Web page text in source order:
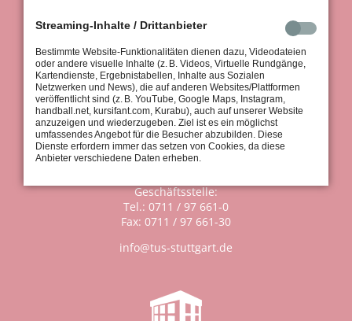
tus Stuttgart 1867 e.V.
Königsträßle 37
70597 Stuttgart
Geschäftsstelle:
Tel.: 0711 / 97 661-0
Fax: 0711 / 97 661-30
info@tus-stuttgart.de
Streaming-Inhalte / Drittanbieter
Bestimmte Website-Funktionalitäten dienen dazu, Videodateien
oder andere visuelle Inhalte (z. B. Videos, Virtuelle Rundgänge,
Kartendienste, Ergebnistabellen, Inhalte aus Sozialen
Netzwerken und News), die auf anderen Websites/Plattformen
veröffentlicht sind (z. B. YouTube, Google Maps, Instagram,
handball.net, kursifant.com, Kurabu), auch auf unserer Website
anzuzeigen und wiederzugeben. Ziel ist es ein möglichst
umfassendes Angebot für die Besucher abzubilden. Diese
Dienste erfordern immer das setzen von Cookies, da diese
Anbieter verschiedene Daten erheben.